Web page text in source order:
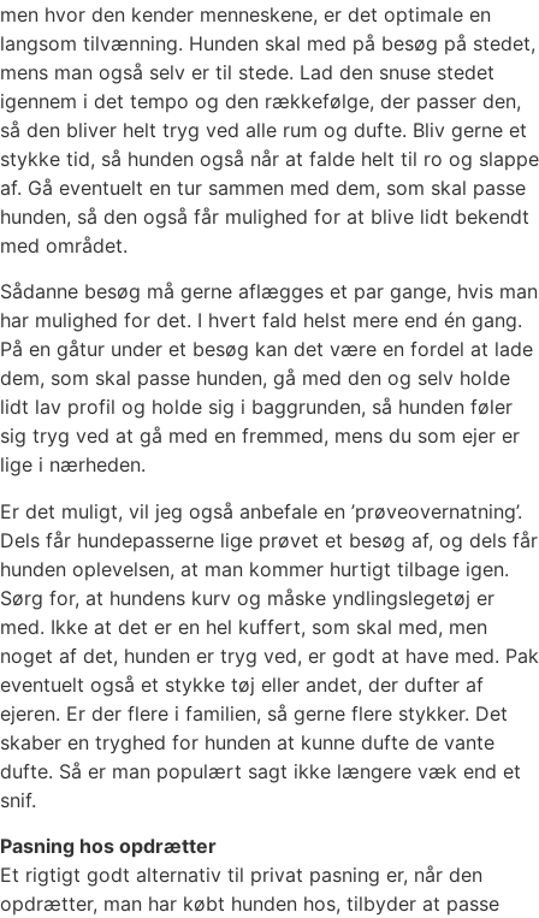
men hvor den kender menneskene, er det optimale en
langsom tilvænning. Hunden skal med på besøg på stedet,
mens man også selv er til stede. Lad den snuse stedet
igennem i det tempo og den rækkefølge, der passer den,
så den bliver helt tryg ved alle rum og dufte. Bliv gerne et
stykke tid, så hunden også når at falde helt til ro og slappe
af. Gå eventuelt en tur sammen med dem, som skal passe
hunden, så den også får mulighed for at blive lidt bekendt
med området.
Sådanne besøg må gerne aflægges et par gange, hvis man
har mulighed for det. I hvert fald helst mere end én gang.
På en gåtur under et besøg kan det være en fordel at lade
dem, som skal passe hunden, gå med den og selv holde
lidt lav profil og holde sig i baggrunden, så hunden føler
sig tryg ved at gå med en fremmed, mens du som ejer er
lige i nærheden.
Er det muligt, vil jeg også anbefale en ’prøveovernatning’.
Dels får hundepasserne lige prøvet et besøg af, og dels får
hunden oplevelsen, at man kommer hurtigt tilbage igen.
Sørg for, at hundens kurv og måske yndlingslegetøj er
med. Ikke at det er en hel kuffert, som skal med, men
noget af det, hunden er tryg ved, er godt at have med. Pak
eventuelt også et stykke tøj eller andet, der dufter af
ejeren. Er der flere i familien, så gerne flere stykker. Det
skaber en tryghed for hunden at kunne dufte de vante
dufte. Så er man populært sagt ikke længere væk end et
snif.
Pasning hos opdrætter
Et rigtigt godt alternativ til privat pasning er, når den
opdrætter, man har købt hunden hos, tilbyder at passe